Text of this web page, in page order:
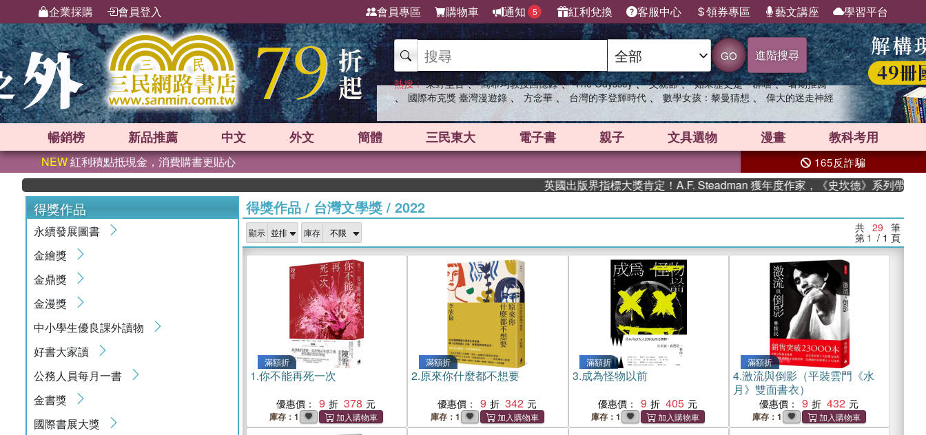
企業採購 會員登入 會員專區 購物車 通知 5 紅利兌換 客服中心 領券專區 藝文講座 學習平台
GO 進階搜尋
熱搜： 東野圭吾 、 高希均教授回憶錄 、 The Odyssey 、 父親節 、 如果歷史是一群喵 、 暑期推薦
、 國際布克獎 臺灣漫遊錄 、 方念華 、 台灣的李登輝時代 、 數學女孩：黎曼猜想 、 偉大的迷走神經
暢銷榜 新品推薦 中文 外文 簡體 三民東大 電子書 親子 文具選物 漫畫 教科考用
NEW紅利積點抵現金，消費購書更貼心 165反詐騙
英國出版界指標大獎肯定！A.F. Steadman 獲年度作家，《史坎德》系列帶你踏上熱血奇
得獎作品
永續發展圖書
金繪獎
金鼎獎
金漫獎
中小學生優良課外讀物
好書大家讀
公務人員每月一書
金書獎
國際書展大獎
得獎作品 / 台灣文學獎 / 2022
顯示 庫存 共 29 筆
第 1 / 1 頁
滿額折
1.你不能再死一次
優惠價： 9 378
庫存：1
滿額折
2.原來你什麼都不想要
優惠價： 9 342
庫存：1
滿額折
3.成為怪物以前
優惠價： 9 405
庫存：1
滿額折
4.激流與倒影（平裝雲門《水
月》雙面書衣）
優惠價： 9 432
庫存：1